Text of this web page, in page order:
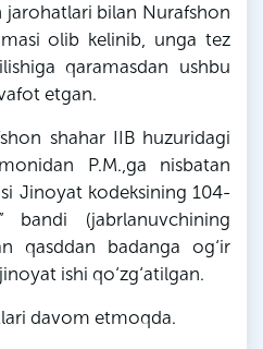
jarohatlari bilan Nurafshon
olib kelinib, unga tez
qaramasdan ushbu
etgan.
shahar IIB huzuridagi
P.M.,ga nisbatan
Jinoyat kodeksining 104-
bandi (jabrlanuvchining
qasddan badanga og‘ir
ishi qo‘zg‘atilgan.
davom etmoqda.